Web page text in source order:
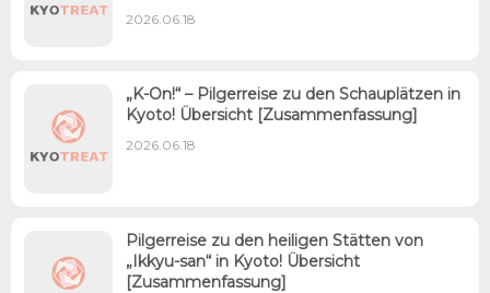
2026.06.18
„K-On!“ – Pilgerreise zu den Schauplätzen in
Kyoto! Übersicht [Zusammenfassung]
2026.06.18
Pilgerreise zu den heiligen Stätten von
„Ikkyu-san“ in Kyoto! Übersicht
[Zusammenfassung]